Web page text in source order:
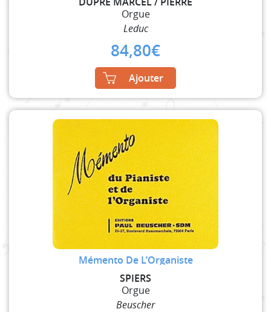
Orgue
Leduc
84,80€
Ajouter
Mémento De L’Organiste
SPIERS
Orgue
Beuscher